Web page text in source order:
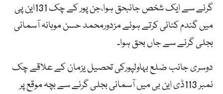
گرنے سے ایک شخص جانبحق ہوا،جن پور کے چک 131این پی
میں گندم کٹائی کرتے ہوئے مزدورمحمد حسن موہانہ آسمانی
بجلی گرنے سے جاں بحق ہوا۔
دوسری جانب ضلع بہاولپورکی تحصیل یزمان کے علاقے چک
نمبر 113ڈی این بی میں آسمانی بجلی گرنے سے بچہ موقع پر